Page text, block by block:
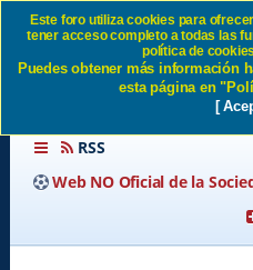
Política de
RSS
Web NO Oficial de la
Este foro utiliza cookies para
tener acceso completo a todas las
política de
Puedes obtener más información
esta página en
[